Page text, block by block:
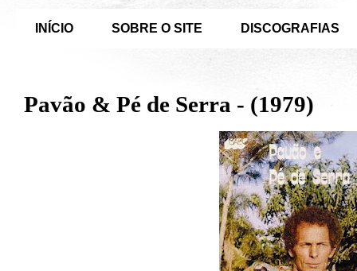
INÍCIO SOBRE O SITE DISCOGRAFIAS
Pavão & Pé de Serra - (1979)